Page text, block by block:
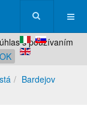
s používaním
OK
Bardejov